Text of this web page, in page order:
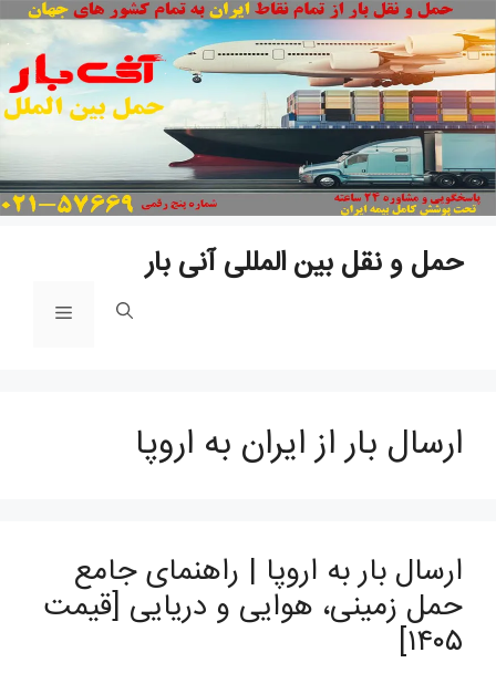
حمل و نقل بین المللی آنی بار
فهرست
ارسال بار از ایران به اروپا
ارسال بار به اروپا | راهنمای جامع
حمل زمینی، هوایی و دریایی [قیمت
۱۴۰۵]